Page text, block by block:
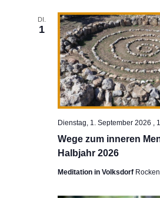
DI.
1
Wege zum inneren
Halbjahr 2026
Dienstag, 1. September 2026 ,
Meditation in Volksdorf